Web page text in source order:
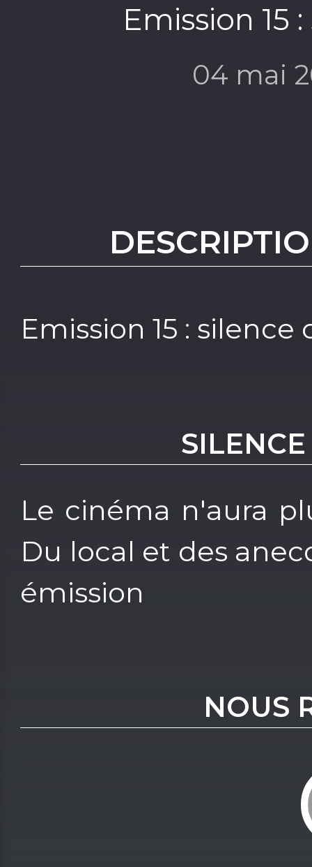
Emission 15
04 mai
Emission 15 :
Le cinéma n'aura
Du local et des
émission
NOUS